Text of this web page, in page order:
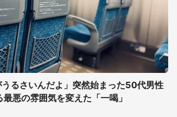
るさいんだよ」突然始まった50代男性
悪の雰囲気を変えた「一喝」